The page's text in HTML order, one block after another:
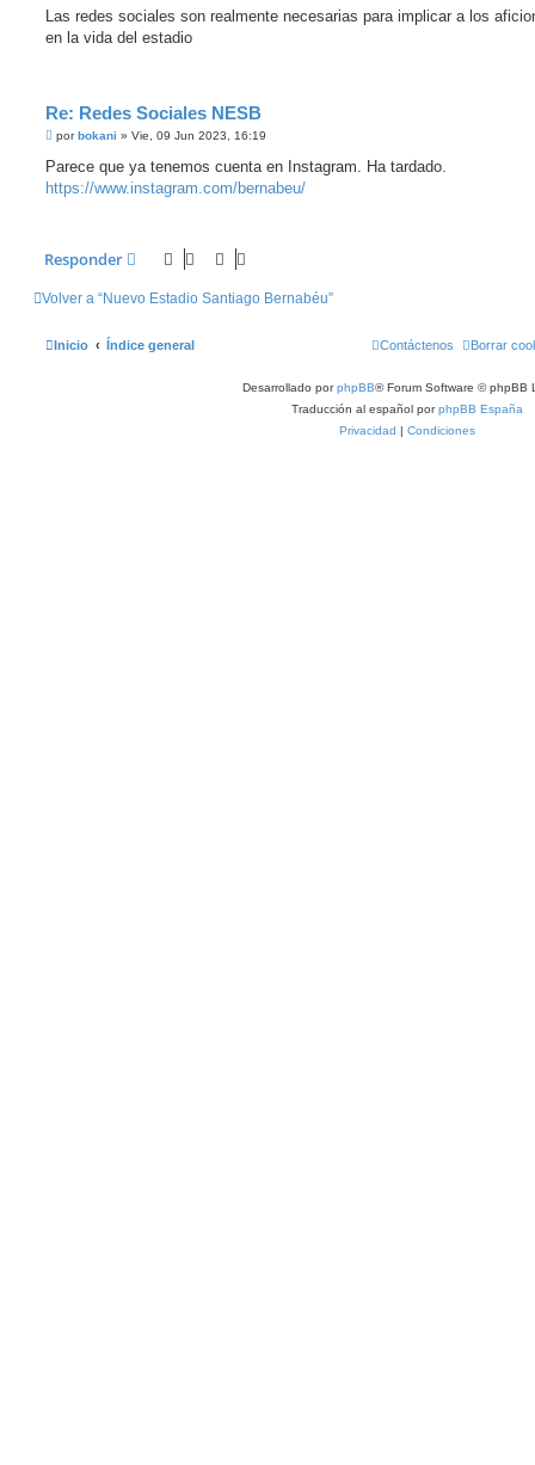
n
a
Las redes sociales son realmente necesarias para implicar a los
en la vida del estadio
Re: Redes Sociales NESB
M
n
a
porbokani » Vie, 09 Jun 2023, 16:19
Parece que ya tenemos cuenta en Instagram. Ha tardado.
https://www.instagram.com/bernabeu/
Responder
Volver a “Nuevo Estadio Santiago Bernabéu”
Inicio Índice general Borrar
Contáctenos
Desarrollado porphpBB® Forum Software © phpBB
Traducción al español porphpBB España
Privacidad | Condiciones